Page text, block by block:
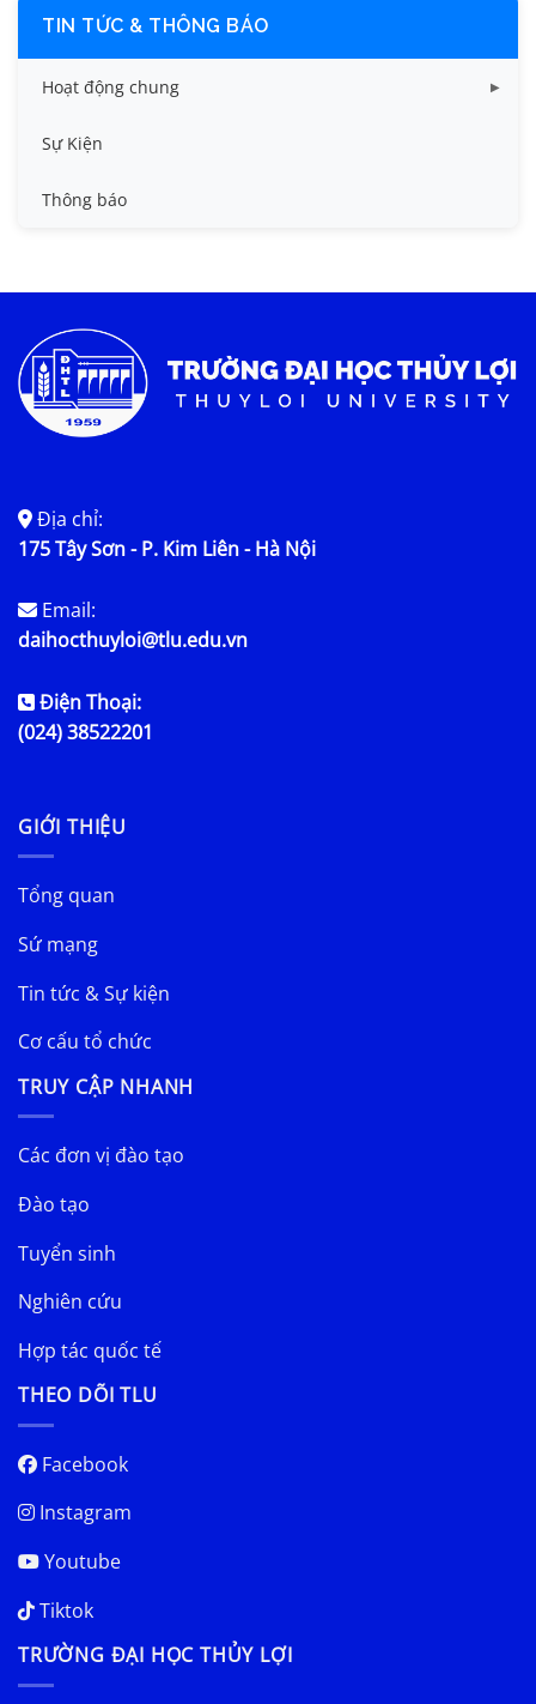
TIN TỨC & THÔNG BÁO
Hoạt động chung
Tin công tác sinh viên
Tin đào tạo
Tin tức chung
Sự Kiện
Thông báo
Địa chỉ:
175 Tây Sơn - P. Kim Liên - Hà Nội
Email:
daihocthuyloi@tlu.edu.vn
Điện Thoại:
(024) 38522201
GIỚI THIỆU
Tổng quan
Sứ mạng
Tin tức & Sự kiện
Cơ cấu tổ chức
TRUY CẬP NHANH
Các đơn vị đào tạo
Đào tạo
Tuyển sinh
Nghiên cứu
Hợp tác quốc tế
THEO DÕI TLU
Facebook
Instagram
Youtube
Tiktok
TRƯỜNG ĐẠI HỌC THỦY LỢI